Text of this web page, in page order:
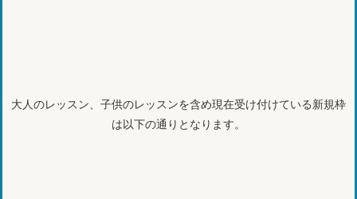
大人のレッスン、子供のレッスンを含め現在受け付けている新規枠
は以下の通りとなります。